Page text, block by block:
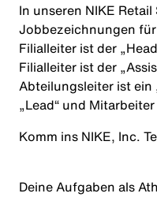
In unseren NIKE
Jobbezeichnungen
Filialleiter ist der
Filialleiter ist der
Abteilungsleiter ist ein
„Lead“ und
Komm ins NIKE, Inc.
Deine Aufgaben als